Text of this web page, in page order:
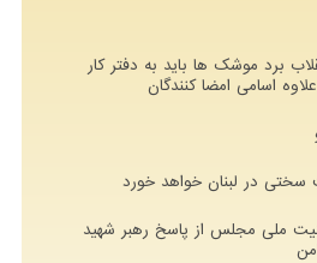
انقلاب برد موشک ها باید به دفتر کار
اسامی امضا کنندگان
در لبنان خواهد خورد
ملی مجلس از پاسخ رهبر شهید